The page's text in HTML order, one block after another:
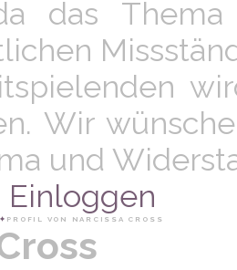
das
Wir
und
Einloggen
✦︎ PROFIL VON NARCISSA CROSS